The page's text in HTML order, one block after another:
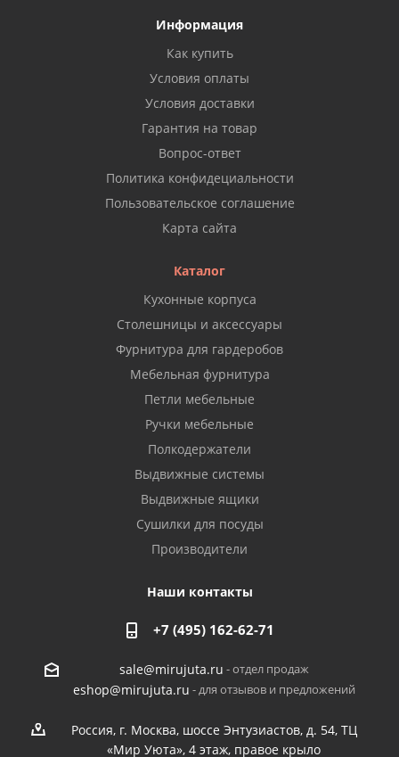
Информация
Как купить
Условия оплаты
Условия доставки
Гарантия на товар
Вопрос-ответ
Политика конфидециальности
Пользовательское соглашение
Карта сайта
Каталог
Кухонные корпуса
Столешницы и аксессуары
Фурнитура для гардеробов
Мебельная фурнитура
Петли мебельные
Ручки мебельные
Полкодержатели
Выдвижные системы
Выдвижные ящики
Сушилки для посуды
Производители
Наши контакты
+7 (495) 162-62-71
sale@mirujuta.ru - отдел продаж
eshop@mirujuta.ru - для отзывов и предложений
Россия, г. Москва, шоссе Энтузиастов, д. 54, ТЦ
«Мир Уюта», 4 этаж, правое крыло